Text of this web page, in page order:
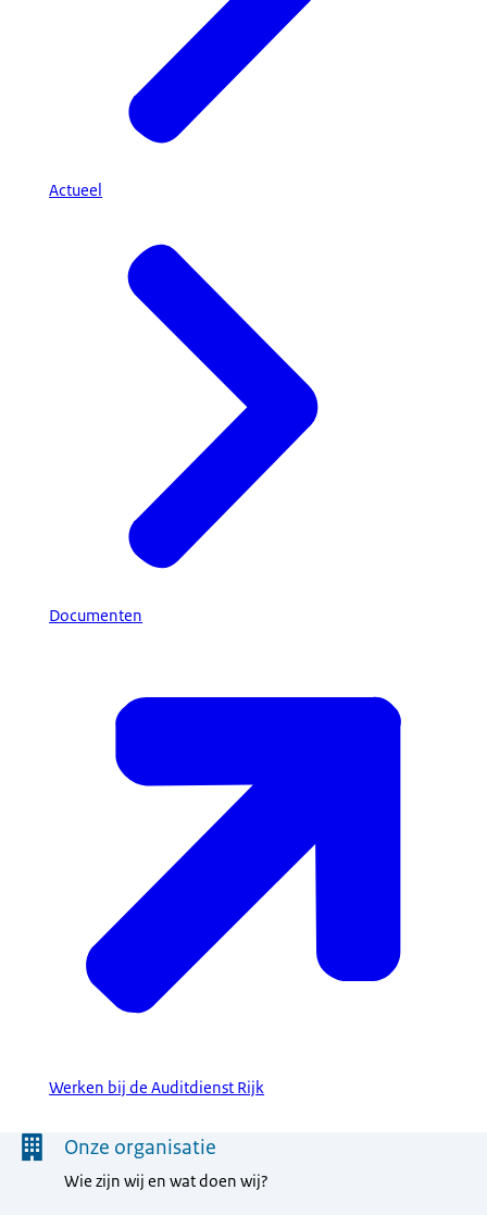
Actueel
Documenten
Werken bij de Auditdienst Rijk
Menu Onze organisatie
Wie zijn wij en wat doen wij?